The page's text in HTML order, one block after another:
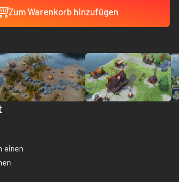
Zum Warenkorb hinzufügen
einen